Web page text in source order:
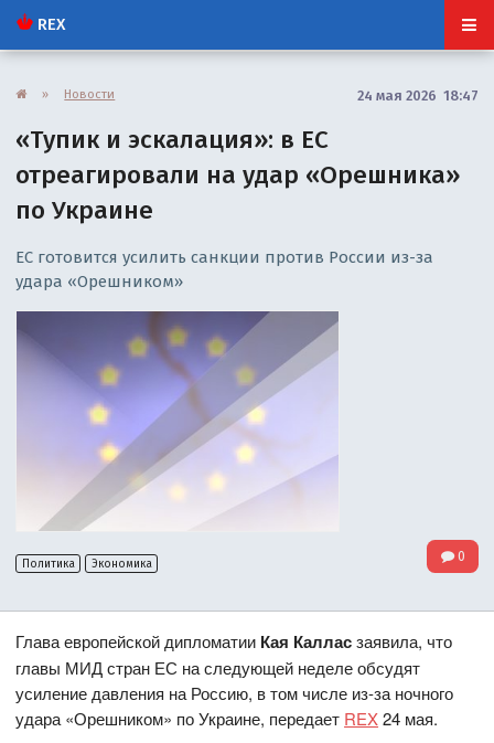
REX
» Новости 24 мая 2026 18:47
«Тупик и эскалация»: в ЕС
отреагировали на удар «Орешника»
по Украине
ЕС готовится усилить санкции против России из-за
удара «Орешником»
Политика Экономика 0
Глава европейской дипломатии Кая Калласзаявила, что
главы МИД стран ЕС на следующей неделе обсудят
усиление давления на Россию, в том числе из-за ночного
удара «Орешником» по Украине, передает REX24 мая.